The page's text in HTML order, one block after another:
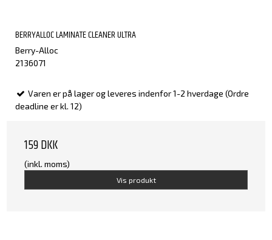
BERRYALLOC LAMINATE CLEANER ULTRA
Berry-Alloc
2136071
Varen er på lager og leveres indenfor 1-2 hverdage (Ordre
deadline er kl. 12)
159 DKK
(inkl. moms)
Vis produkt